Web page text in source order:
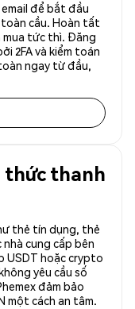
để bắt đầu
toàn cầu. Hoàn tất
mua tức thì. Đăng
2FA và kiểm toán
ngay từ đầu,
thức thanh
thẻ tín dụng, thẻ
cung cấp bên
USDT hoặc crypto
yêu cầu số
đảm bảo
một cách an tâm.